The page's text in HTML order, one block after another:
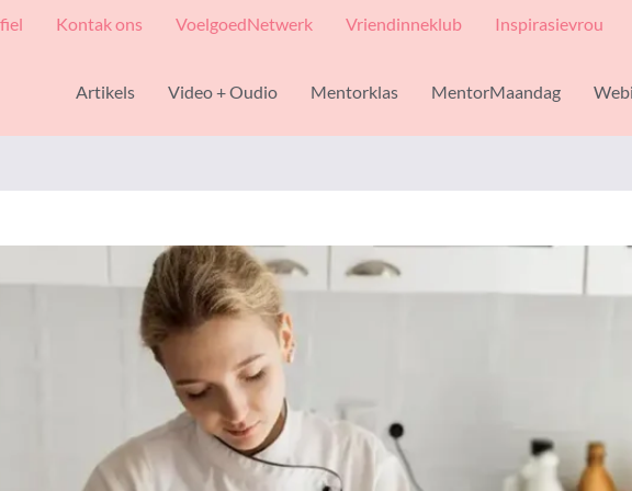
Kontak ons VoelgoedNetwerk Vriendinneklub Inspirasievrou
Artikels Video + Oudio Mentorklas MentorMaandag